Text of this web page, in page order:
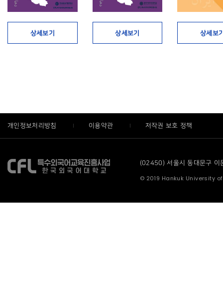
상세보기 상세보기 상세보
개인정보처리방침 이용약관 저작권 보호 정책
(02450) 서울시 동대문구
© 2019 Hankuk University